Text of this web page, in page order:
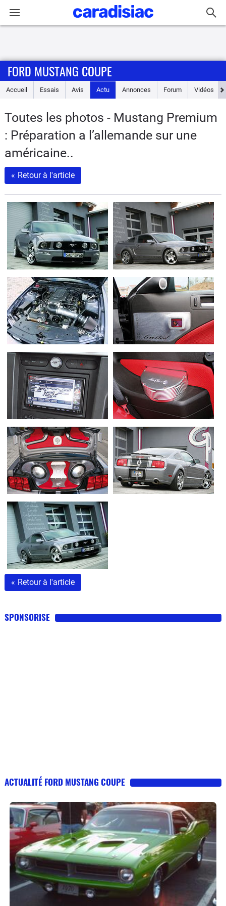
Accueil
Essais
Guide
d'achat
Electriques
Utilitaires
Flottes
Auto
Services
Forum
Moto
Marques
FORD MUSTANG COUPE
Accueil Essais Avis Actu Annonces Forum Vidéos
Toutes les photos - Mustang Premium
: Préparation a l’allemande sur une
américaine..
« Retour à l'article
« Retour à l'article
SPONSORISE
ACTUALITÉ FORD MUSTANG COUPE